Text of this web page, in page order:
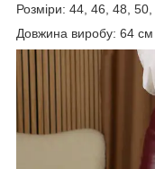
Розміри: 44, 46, 48,
Довжина виробу: 64 см